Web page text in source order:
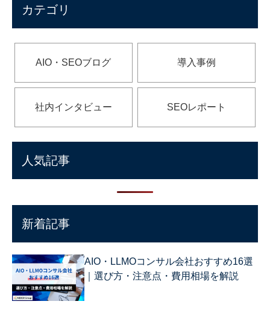
カテゴリ
AIO・SEOブログ 導入事例
社内インタビュー SEOレポート
人気記事
新着記事
AIO・LLMOコンサル会社おすすめ16選
｜選び方・注意点・費用相場を解説